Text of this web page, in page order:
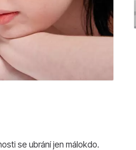
se ubrání jen málokdo.